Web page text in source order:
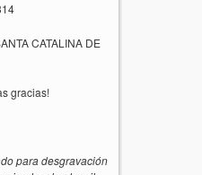
CATALINA DE
gracias!
para desgravación